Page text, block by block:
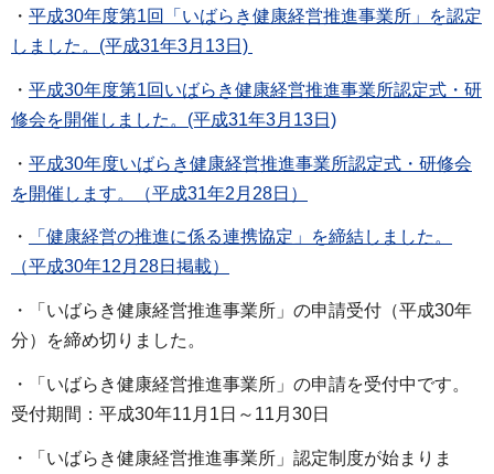
・ 平成30年度第1回「いばらき健康経営推進事業所」を認定
しました。(平成31年3月13日)
・ 平成30年度第1回いばらき健康経営推進事業所認定式・研
修会を開催しました。(平成31年3月13日)
・ 平成30年度いばらき健康経営推進事業所認定式・研修会
を開催します。（平成31年2月28日）
・
「健康経営の推進に係る連携協定」を締結しました。
（平成30年12月28日掲載）
・「いばらき健康経営推進事業所」の申請受付（平成30年
分）を締め切りました。
・「いばらき健康経営推進事業所」の申請を受付中です。
受付期間：平成30年11月1日～11月30日
・「いばらき健康経営推進事業所」認定制度が始まりま